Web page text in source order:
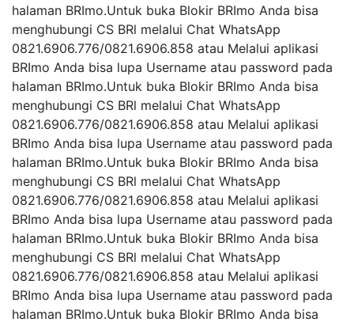
halaman BRImo.Untuk buka Blokir BRImo Anda bisa
menghubungi CS BRl melalui Chat WhatsApp
0821.6906.776/0821.6906.858 atau Melalui aplikasi
BRImo Anda bisa lupa Username atau password pada
halaman BRImo.Untuk buka Blokir BRImo Anda bisa
menghubungi CS BRl melalui Chat WhatsApp
0821.6906.776/0821.6906.858 atau Melalui aplikasi
BRImo Anda bisa lupa Username atau password pada
halaman BRImo.Untuk buka Blokir BRImo Anda bisa
menghubungi CS BRl melalui Chat WhatsApp
0821.6906.776/0821.6906.858 atau Melalui aplikasi
BRImo Anda bisa lupa Username atau password pada
halaman BRImo.Untuk buka Blokir BRImo Anda bisa
menghubungi CS BRl melalui Chat WhatsApp
0821.6906.776/0821.6906.858 atau Melalui aplikasi
BRImo Anda bisa lupa Username atau password pada
halaman BRImo.Untuk buka Blokir BRImo Anda bisa